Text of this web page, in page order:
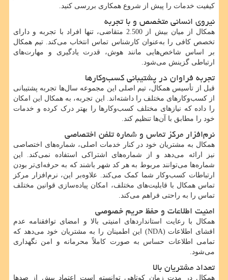
کیفیت خدمات را پیش از شروع همکاری بررسی کنید.
نیروی انسانی متخصص و با تجربه
همکال از میان بیش از 2.500 متقاضی، تنها افراد با تجربه و دارای
تخصص کافی را به‌عنوان کارشناس تماس انتخاب می‌کند. تیم همکال
بر اساس شاخص‌هایی مانند هوش، قدرت یادگیری و مهارت‌های
ارتباطی گزینش می‌شود.
تجربه فراوان در پشتیبانی کسب‌وکارها
قبل از تأسیس همکال، تیم اصلی این مجموعه سال‌ها تجربه پشتیبانی
از کسب‌وکارهای مختلف را داشته‌اند. این تجربه، به همکال این امکان
را داده که نیازهای مختلف کسب‌وکارها را بهتر درک کرده و خدمات
خود را مطابق با آن‌ها تنظیم کند.
نرم‌افزار مرکز تماس و شماره تلفن اختصاصی
همکال به مشتریان خود در کنار خدمات اصلی، شماره‌های اختصاصی
نیز ارائه می‌دهد و از شماره‌های اشتراکی استفاده نمی‌کند. این
شماره‌ها می‌توانند مربوط به هر کد شهر باشند که به حرفه‌ای‌تر بودن
ارتباطات کسب‌وکار شما کمک می‌کند. علاوه‌بر این، نرم‌افزار مرکز
تماس همکال با قابلیت‌های مختلف، امکان پیاده‌سازی قوانین مختلف
تماس را به راحتی فراهم می‌کند.
امنیت اطلاعات و حفظ حریم خصوصی
همکال با رعایت استانداردهای امنیتی بالا و امضای توافقنامه عدم
افشای اطلاعات (NDA)
این اطمینان را به مشتریان خود می‌دهد که
تمامی اطلاعات حساس به صورت کاملاً محرمانه و امن نگهداری
می‌شود.
تعداد مشتریان بالا
همکال در مدت زمان کوتاهی توانسته است اعتماد بیش از صدها